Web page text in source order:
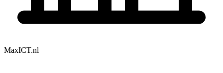
MaxICT.nl